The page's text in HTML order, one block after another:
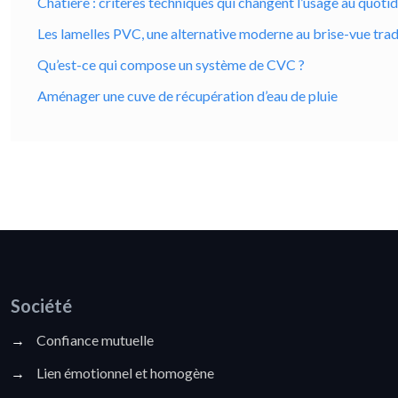
Les lamelles PVC, une alternative moderne au brise-vue
Qu’est-ce qui compose un système de CVC ?
Aménager une cuve de récupération d’eau de pluie
Société
→
Confiance mutuelle
→
Lien émotionnel et homogène